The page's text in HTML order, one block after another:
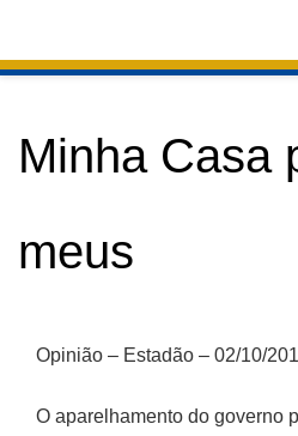
Minha Casa
meus
Opinião – Estadão – 02/10/
O aparelhamento do governo